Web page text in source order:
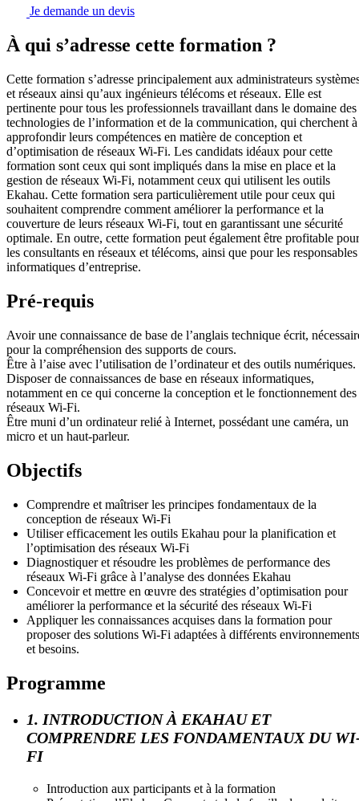
Je demande un devis
À qui s’adresse cette formation ?
Cette formation s’adresse principalement aux administrateurs
et réseaux ainsi qu’aux ingénieurs télécoms et réseaux. Elle est
pertinente pour tous les professionnels travaillant dans le domaine des
technologies de l’information et de la communication, qui cherchent à
approfondir leurs compétences en matière de conception et
d’optimisation de réseaux Wi-Fi. Les candidats idéaux pour cette
formation sont ceux qui sont impliqués dans la mise en place et la
gestion de réseaux Wi-Fi, notamment ceux qui utilisent les outils
Ekahau. Cette formation sera particulièrement utile pour ceux qui
souhaitent comprendre comment améliorer la performance et la
couverture de leurs réseaux Wi-Fi, tout en garantissant une sécurité
optimale. En outre, cette formation peut également être profitable pour
les consultants en réseaux et télécoms, ainsi que pour les responsables
informatiques d’entreprise.
Pré-requis
Avoir une connaissance de base de l’anglais technique écrit,
pour la compréhension des supports de cours.
Être à l’aise avec l’utilisation de l’ordinateur et des outils numériques.
Disposer de connaissances de base en réseaux informatiques,
notamment en ce qui concerne la conception et le fonctionnement des
réseaux Wi-Fi.
Être muni d’un ordinateur relié à Internet, possédant une caméra, un
micro et un haut-parleur.
Objectifs
Comprendre et maîtriser les principes fondamentaux de la
conception de réseaux Wi-Fi
Utiliser efficacement les outils Ekahau pour la planification et
l’optimisation des réseaux Wi-Fi
Diagnostiquer et résoudre les problèmes de performance des
réseaux Wi-Fi grâce à l’analyse des données Ekahau
Concevoir et mettre en œuvre des stratégies d’optimisation pour
améliorer la performance et la sécurité des réseaux Wi-Fi
Appliquer les connaissances acquises dans la formation pour
proposer des solutions Wi-Fi adaptées à différents environnements
et besoins.
Programme
1. INTRODUCTION À EKAHAU ET
COMPRENDRE LES FONDAMENTAUX DU
FI
Introduction aux participants et à la formation